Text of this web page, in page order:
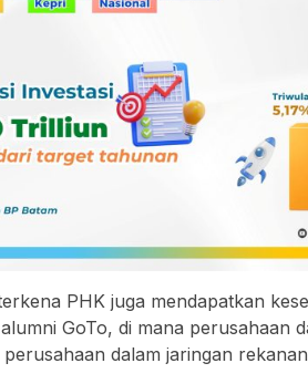
PHK juga mendapatkan
GoTo, di mana perusahaan
dalam jaringan